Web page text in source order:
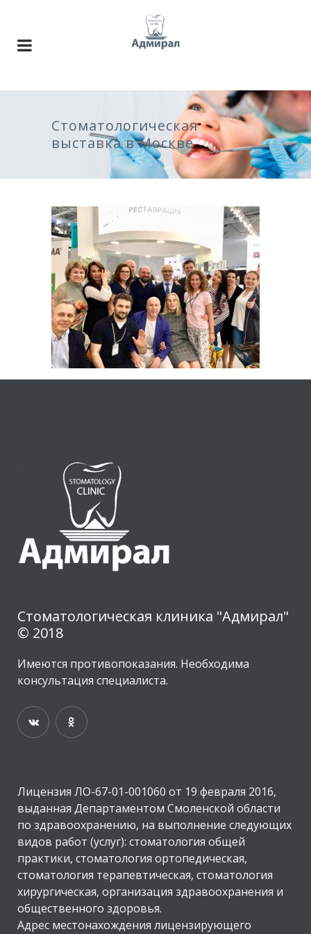
Стоматологическая
выставка в Москве
Стоматологическая клиника "Адмирал"
© 2018
Имеются противопоказания. Необходима
консультация специалиста.
Лицензия ЛО-67-01-001060 от 19 февраля 2016,
выданная Департаментом Смоленской области
по здравоохранению, на выполнение следующих
видов работ (услуг): стоматология общей
практики, стоматология ортопедическая,
стоматология терапевтическая, стоматология
хирургическая, организация здравоохранения и
общественного здоровья.
Адрес местонахождения лицензирующего